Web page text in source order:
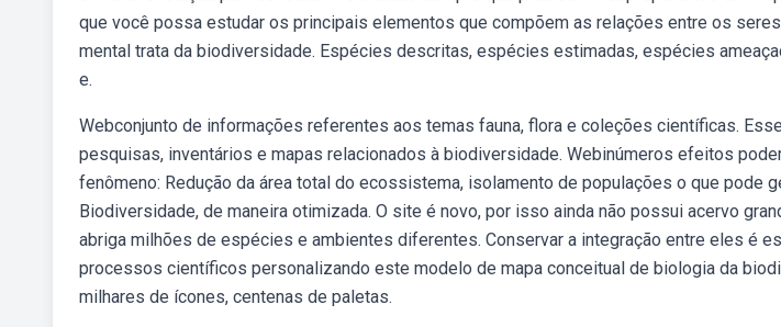
que você possa estudar os principais elementos que compõem as relações entre os
mental trata da biodiversidade. Espécies descritas, espécies estimadas, espécies
e.
Webconjunto de informações referentes aos temas fauna, flora e coleções científicas.
pesquisas, inventários e mapas relacionados à biodiversidade. Webinúmeros efeitos
fenômeno: Redução da área total do ecossistema, isolamento de populações o que pode
Biodiversidade, de maneira otimizada. O site é novo, por isso ainda não possui acervo
abriga milhões de espécies e ambientes diferentes. Conservar a integração entre eles é
processos científicos personalizando este modelo de mapa conceitual de biologia da
milhares de ícones, centenas de paletas.